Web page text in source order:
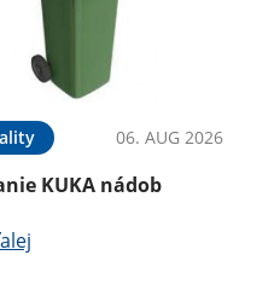
06. AUG 2026
KUKA nádob